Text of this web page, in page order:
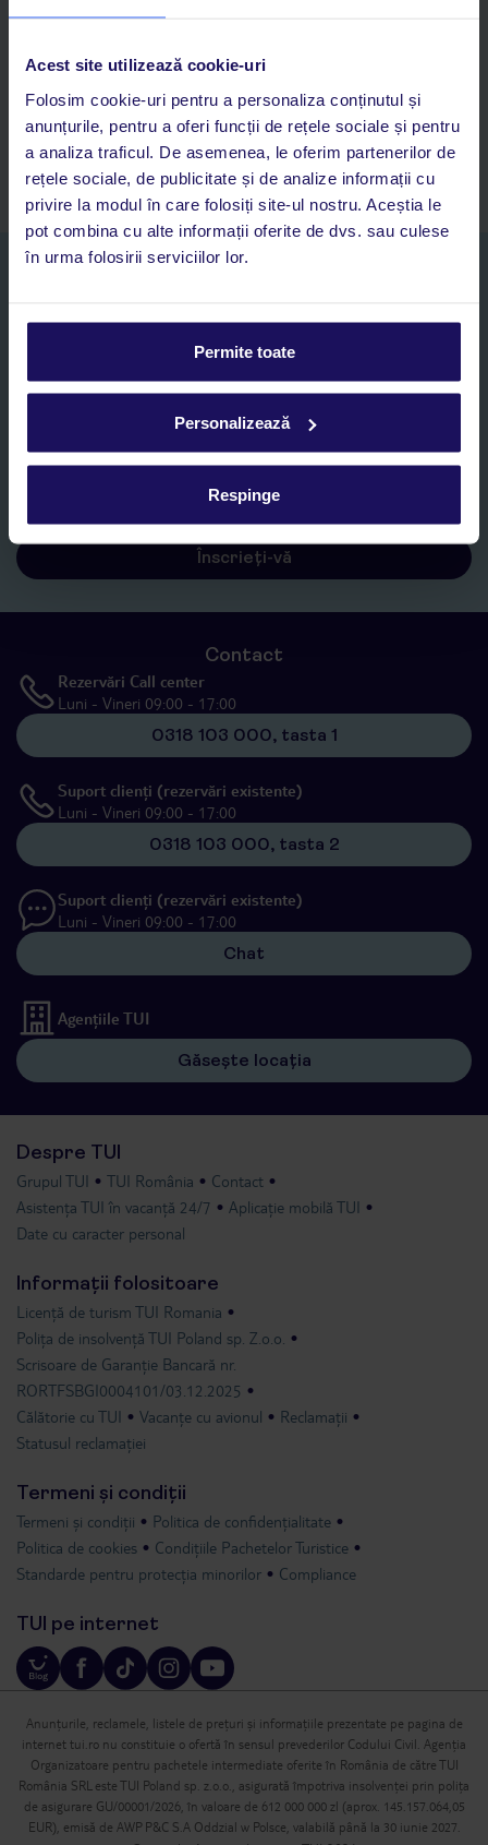
Acest site utilizează cookie-uri
Folosim cookie-uri pentru a personaliza conținutul și
anunțurile, pentru a oferi funcții de rețele sociale și pentru
a analiza traficul. De asemenea, le oferim partenerilor de
rețele sociale, de publicitate și de analize informații cu
privire la modul în care folosiți site-ul nostru. Aceștia le
pot combina cu alte informații oferite de dvs. sau culese
în urma folosirii serviciilor lor.
Permite toate
Personalizează
Respinge
Descarcă acum aplicația TUI
Adaugi la favorite vacanțele care îți plac și revii oricând la ele
Acces la rezervările curente pentru vacanțe și hoteluri, într-o
singură aplicație
Asistență 24/7 prin chat, pe toată durata vacanței
Abonați-vă la newsletter
Sunt de acord cu prelucrarea datelor mele personale de către TUI
, prin mijloace electronice de comunicare (e-mail),
inclusiv utilizarea așa-numitelor sisteme de apelare automată.
Înscrieți-vă
Contact
Rezervări Call center
Luni - Vineri 09:00 - 17:00
0318 103 000, tasta 1
Suport clienți (rezervări existente)
Luni - Vineri 09:00 - 17:00
0318 103 000, tasta 2
Suport clienți (rezervări existente)
Luni - Vineri 09:00 - 17:00
Chat
Agențiile TUI
Găsește locația
Despre TUI
Grupul TUI TUI România
Contact
Asistența TUI în vacanță 24/7
Aplicație mobilă TUI
Date cu caracter personal
Informații folositoare
Licență de turism TUI Romania
Polița de insolvență TUI Poland sp. Z.o.o.
Scrisoare de Garanție Bancară nr.
RORTFSBGI0004101/03.12.2025
Călătorie cu TUI
Vacanțe cu avionul
Reclamații
Statusul reclamației
Termeni și condiții
Termeni și condiții
Politica de confidențialitate
Politica de cookies
Condițiile Pachetelor Turistice
Standarde pentru protecția minorilor
Compliance
TUI pe internet
Anunțurile, reclamele, listele de prețuri și informațiile prezentate pe pagina de
internet tui.ro nu constituie o ofertă în sensul prevederilor Codului Civil. Agenția
Organizatoare pentru pachetele intermediate oferite în România de către TUI
România SRL este TUI Poland sp. z.o.o., asigurată împotriva insolvenței prin polița
de asigurare GU/00001/2026, în valoare de 612 000 000 zl (aprox. 145.157.064,05
EUR), emisă de AWP P&C S.A Oddzial w Polsce, valabilă până la 30 iunie 2027.